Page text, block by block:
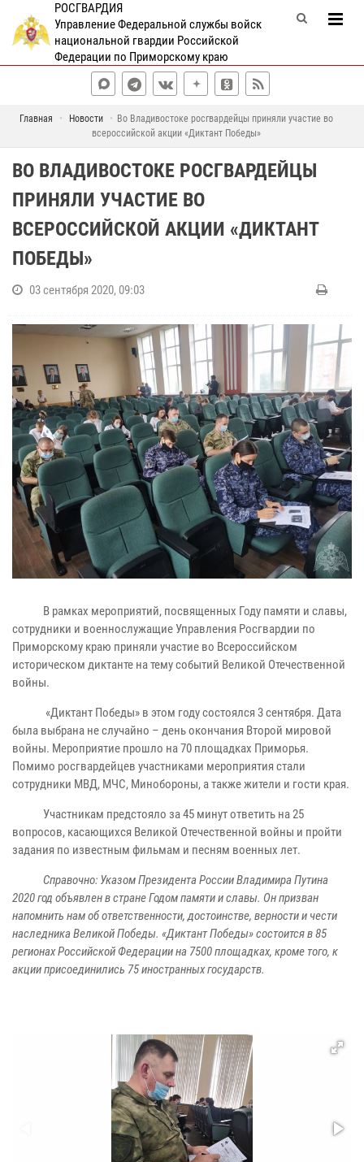
РОСГВАРДИЯ
Управление Федеральной службы войск
национальной гвардии Российской
Федерации по Приморскому краю
Главная Новости
Во Владивостоке росгвардейцы приняли участие во
всероссийской акции «Диктант Победы»
ВО ВЛАДИВОСТОКЕ РОСГВАРДЕЙЦЫ
ПРИНЯЛИ УЧАСТИЕ ВО
ВСЕРОССИЙСКОЙ АКЦИИ «ДИКТАНТ
ПОБЕДЫ»
03 сентября 2020, 09:03
В рамках мероприятий, посвященных Году памяти и славы,
сотрудники и военнослужащие Управления Росгвардии по
Приморскому краю приняли участие во Всероссийском
историческом диктанте на тему событий Великой Отечественной
войны.
«Диктант Победы» в этом году состоялся 3 сентября. Дата
была выбрана не случайно – день окончания Второй мировой
войны. Мероприятие прошло на 70 площадках Приморья.
Помимо росгвардейцев участниками мероприятия стали
сотрудники МВД, МЧС, Минобороны, а также жители и гости края.
Участникам предстояло за 45 минут ответить на 25
вопросов, касающихся Великой Отечественной войны и пройти
задания по известным фильмам и песням военных лет.
Справочно: Указом Президента России Владимира Путина
2020 год объявлен в стране Годом памяти и славы. Он призван
напомнить нам об ответственности, достоинстве, верности и чести
наследника Великой Победы. «Диктант Победы» состоится в 85
регионах Российской Федерации на 7500 площадках, кроме того, к
акции присоединились 75 иностранных государств.